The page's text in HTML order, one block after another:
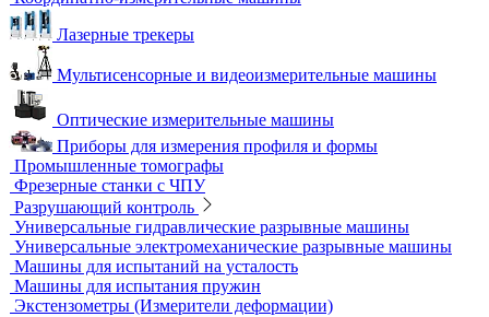
Электрический контроль
Дефектоскопы электроискровые
Автоматизация и роботизация
Автоматизация производственных процессов
Оборудование для контроля качества геометрии
Вертикальные фрезерные станки по металлу
Комлектующие для КИМ
Лазерные маркировщики
Оборудование для контроля геометрии
3D-сканеры
Аксессуары для метрологического оборудования
Видеоизмерительные машины
Координатно-измерительные машины
Лазерные трекеры